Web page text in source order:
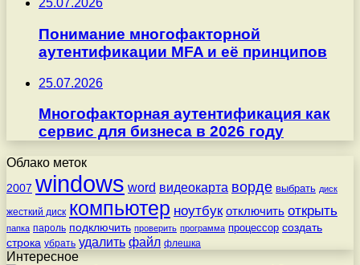
25.07.2026
Понимание многофакторной
аутентификации MFA и её принципов
25.07.2026
Многофакторная аутентификация как
сервис для бизнеса в 2026 году
Облако меток
2007 windows word видеокарта ворде выбрать диск
жесткий диск компьютер ноутбук отключить открыть
папка пароль подключить проверить программа процессор создать
строка убрать удалить файл флешка
Интересное